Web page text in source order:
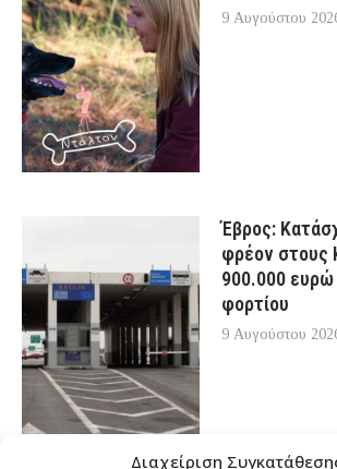
Διαχείριση
9 Αυγούστου
Έβρος:
φρέον στους
900.000 ευρώ
φορτίου
9 Αυγούστου